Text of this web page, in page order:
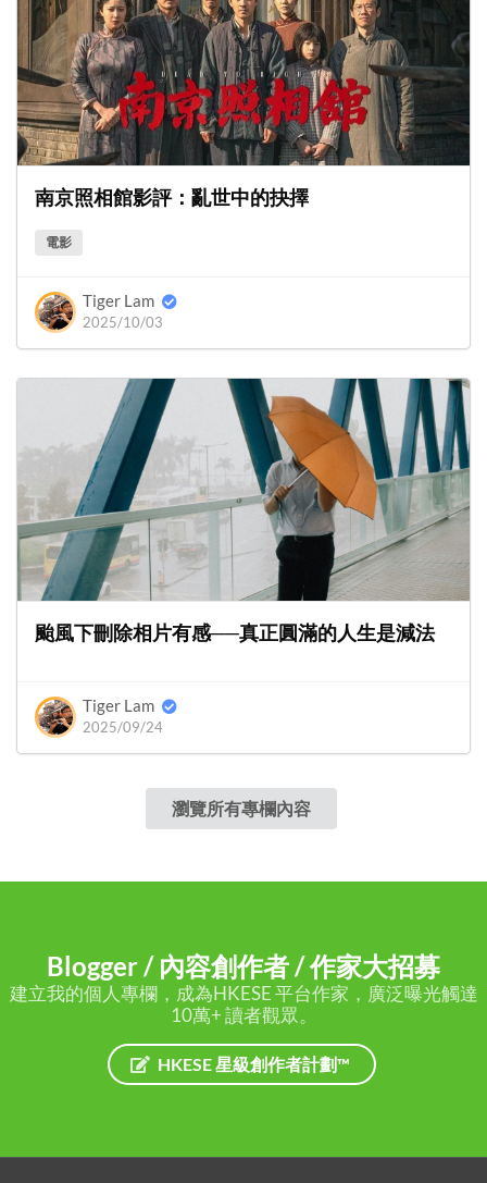
南京照相館影評：亂世中的抉擇
電影
Tiger Lam
2025/10/03
颱風下刪除相片有感──真正圓滿的人生是減法
Tiger Lam
2025/09/24
瀏覽所有專欄內容
Blogger / 內容創作者 / 作家大招募
建立我的個人專欄，成為HKESE 平台作家，廣泛曝光觸達
10萬+ 讀者觀眾。
HKESE 星級創作者計劃™